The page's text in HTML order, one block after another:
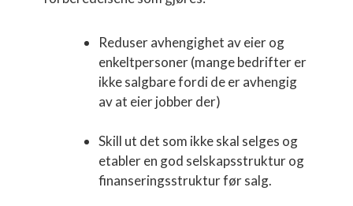
Reduser avhengighet av eier og
enkeltpersoner (mange bedrifter er
ikke salgbare fordi de er avhengig
av at eier jobber der)
Skill ut det som ikke skal selges og
etabler en god selskapsstruktur og
finanseringsstruktur før salg.